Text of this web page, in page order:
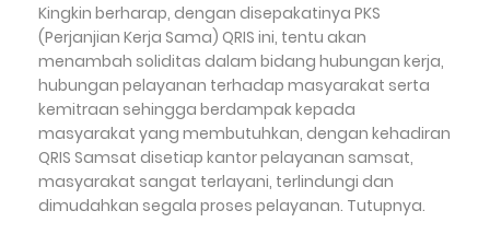
Kingkin berharap, dengan disepakatinya PKS
(Perjanjian Kerja Sama) QRIS ini, tentu akan
menambah soliditas dalam bidang hubungan kerja,
hubungan pelayanan terhadap masyarakat serta
kemitraan sehingga berdampak kepada
masyarakat yang membutuhkan, dengan kehadiran
QRIS Samsat disetiap kantor pelayanan samsat,
masyarakat sangat terlayani, terlindungi dan
dimudahkan segala proses pelayanan. Tutupnya.